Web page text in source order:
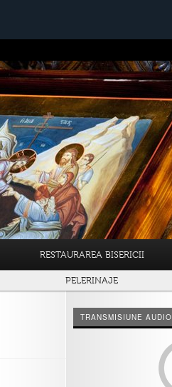
RESTAURAREA BISERICII
PELERINAJE
TRANSMISIUNE AUDIO